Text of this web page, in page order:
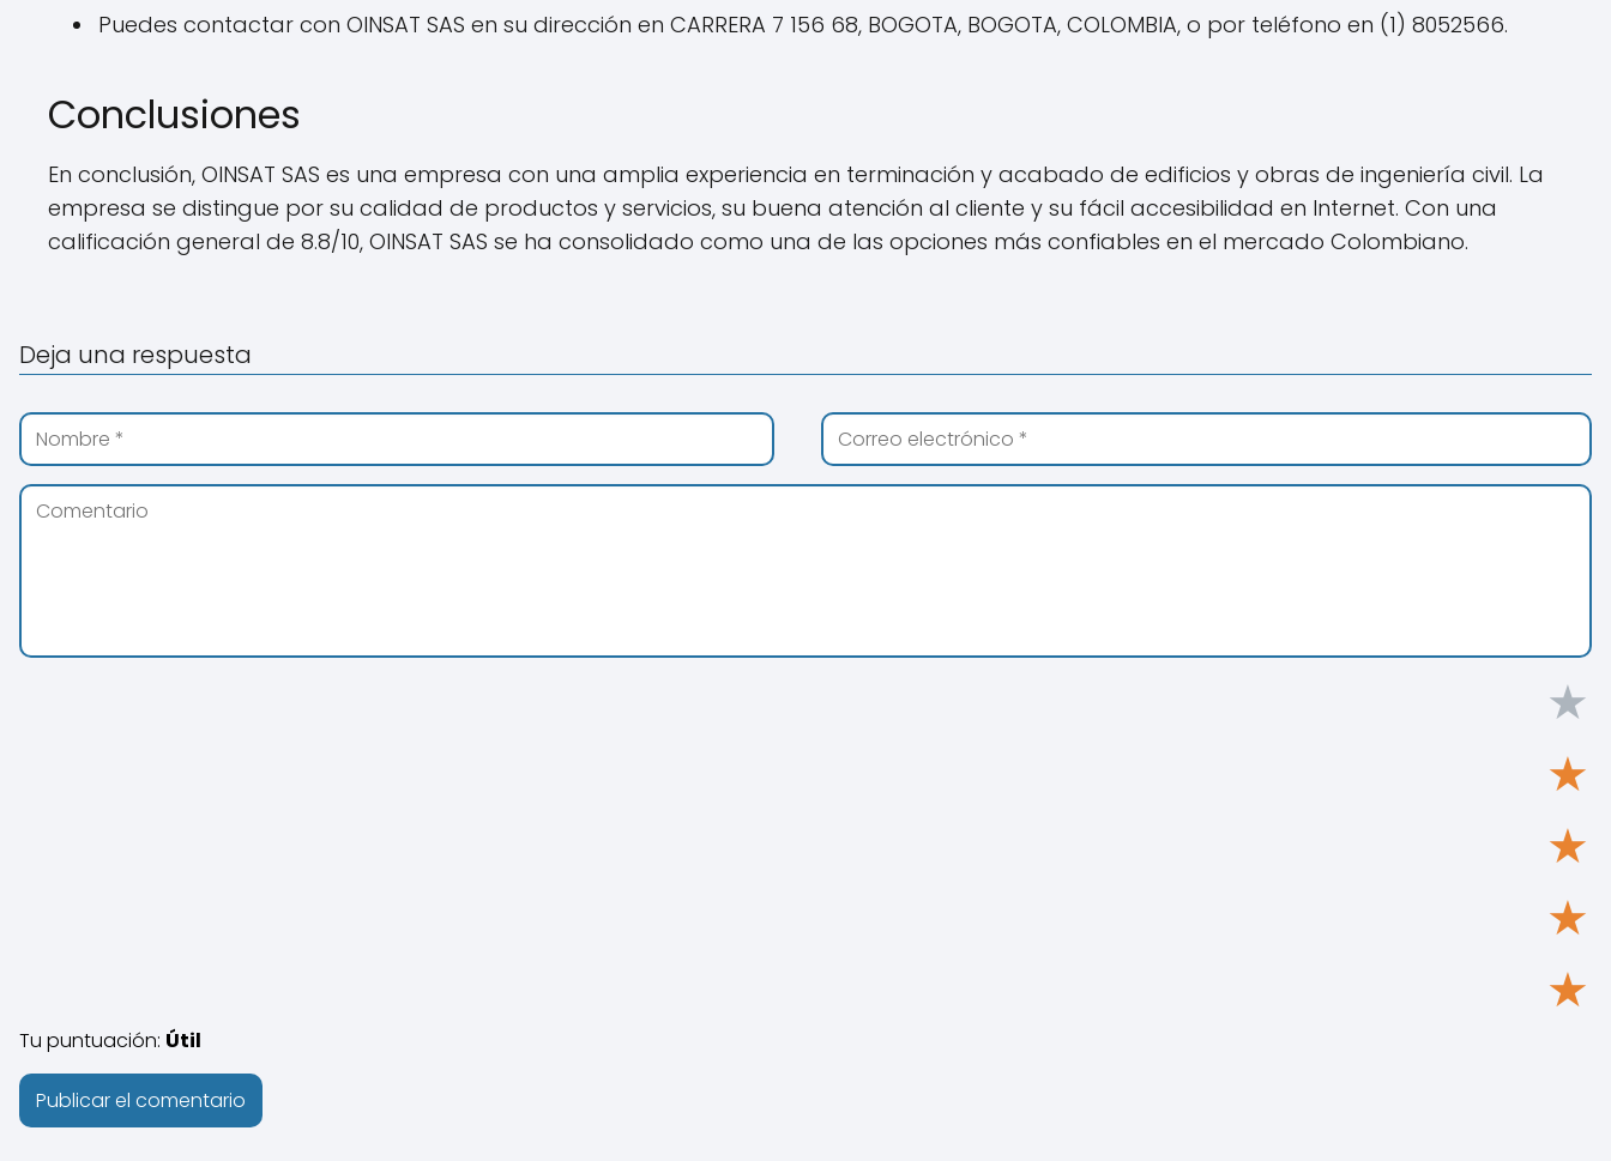
Puedes contactar con OINSAT SAS en su dirección en CARRERA 7 156 68, BOGOTA, BOGOTA, COLOMBIA, o por teléfono en (1) 8052566.
Conclusiones
En conclusión, OINSAT SAS es una empresa con una amplia experiencia en terminación y acabado de edificios y obras de ingeniería civil. La
empresa se distingue por su calidad de productos y servicios, su buena atención al cliente y su fácil accesibilidad en Internet. Con una
calificación general de 8.8/10, OINSAT SAS se ha consolidado como una de las opciones más confiables en el mercado Colombiano.
Deja una respuesta
★
★
★
★
★
Tu puntuación: Útil